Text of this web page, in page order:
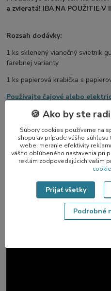
a zvieratá! IBA NA POUŽITIE V
Rozsah dodávky:
1 ks sklenený vianočný svietnik
farebnej varianty
1 ks papierová krabička s
Používajte čajové alebo
ani bežná sviečka nie sú
Všetky dekory sú jedinečné
ručnému maľovaniu, a teda
🍪 Ako by ste
Súbory cookies používame na
shopu av prípade vášho
webe, meranie efektivity
vášho obľúbeného nastavenia pri
reklám zodpovedajúcich vašim
Podrobné
Prijať všetky